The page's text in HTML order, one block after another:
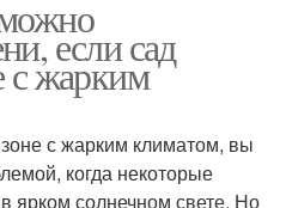
если сад
с жарким
с жарким климатом, вы
когда некоторые
ярком солнечном свете. Но